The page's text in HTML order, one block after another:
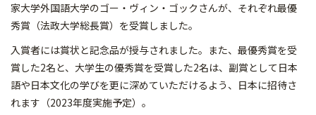
家大学外国語大学のゴー・ヴィン・ゴックさんが、それぞれ最優
秀賞（法政大学総長賞）を受賞しました。
入賞者には賞状と記念品が授与されました。また、最優秀賞を受
賞した2名と、大学生の優秀賞を受賞した2名は、副賞として日本
語や日本文化の学びを更に深めていただけるよう、日本に招待さ
れます（2023年度実施予定）。